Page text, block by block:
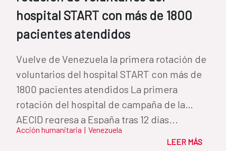
hospital START con más de 1800
pacientes atendidos
Vuelve de Venezuela la primera rotación de
voluntarios del hospital START con más de
1800 pacientes atendidos La primera
rotación del hospital de campaña de la
AECID regresa a España tras 12 días...
Acción humanitaria | Venezuela
LEER MÁS